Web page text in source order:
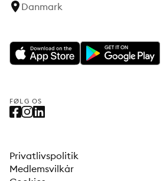
Danmark
FØLG OS
Privatlivspolitik
Medlemsvilkår